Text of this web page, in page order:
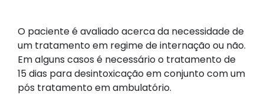
O paciente é avaliado acerca da necessidade de
um tratamento em regime de internação ou não.
Em alguns casos é necessário o tratamento de
15 dias para desintoxicação em conjunto com um
pós tratamento em ambulatório.